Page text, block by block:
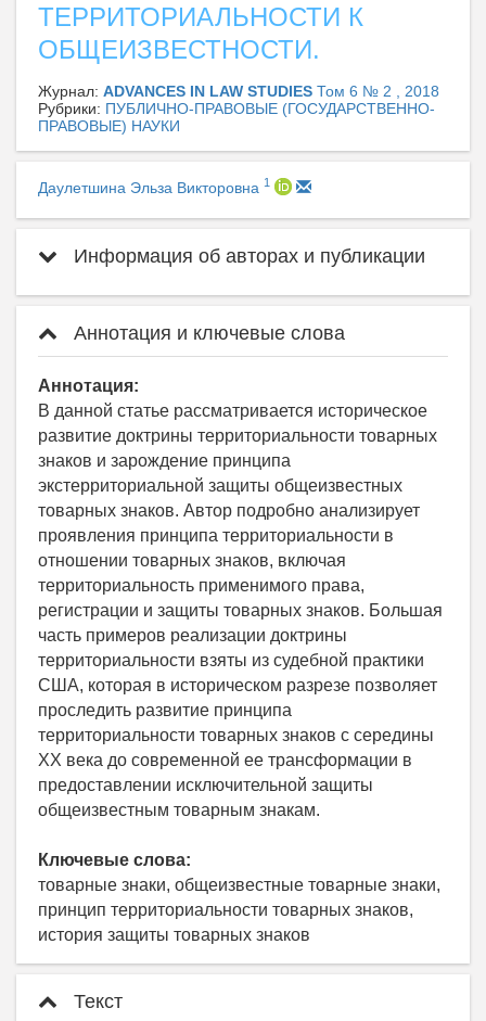
ТЕРРИТОРИАЛЬНОСТИ К
ОБЩЕИЗВЕСТНОСТИ.
Журнал: ADVANCES IN LAW STUDIES Том 6 № 2 , 2018
Рубрики: ПУБЛИЧНО-ПРАВОВЫЕ (ГОСУДАРСТВЕННО-
ПРАВОВЫЕ) НАУКИ
Даулетшина Эльза Викторовна 1
Информация об авторах и публикации
Аннотация и ключевые слова
Аннотация:
В данной статье рассматривается историческое
развитие доктрины территориальности товарных
знаков и зарождение принципа
экстерриториальной защиты общеизвестных
товарных знаков. Автор подробно анализирует
проявления принципа территориальности в
отношении товарных знаков, включая
территориальность применимого права,
регистрации и защиты товарных знаков. Большая
часть примеров реализации доктрины
территориальности взяты из судебной практики
США, которая в историческом разрезе позволяет
проследить развитие принципа
территориальности товарных знаков с середины
ХХ века до современной ее трансформации в
предоставлении исключительной защиты
общеизвестным товарным знакам.
Ключевые слова:
товарные знаки, общеизвестные товарные знаки,
принцип территориальности товарных знаков,
история защиты товарных знаков
Текст